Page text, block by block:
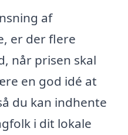
af
er der flere
når prisen skal
en god idé at
du kan indhente
i dit lokale